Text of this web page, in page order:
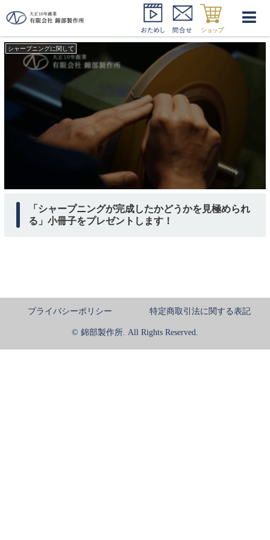
シャープニング 見極め方
シャープニングに関して
「シャープニングが完成したかどうかを見極められ
る」小冊子をプレゼントします！
プライバシーポリシー 特定商取引法に関する表記
© 錦部製作所. All Rights Reserved.